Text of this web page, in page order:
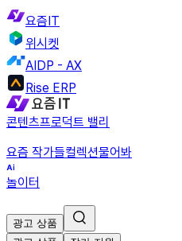
요즘IT
위시켓
AIDP - AX
Rise ERP
콘텐츠프로덕트 밸리
요즘 작가들컬렉션물어봐
놀이터
광고 상품